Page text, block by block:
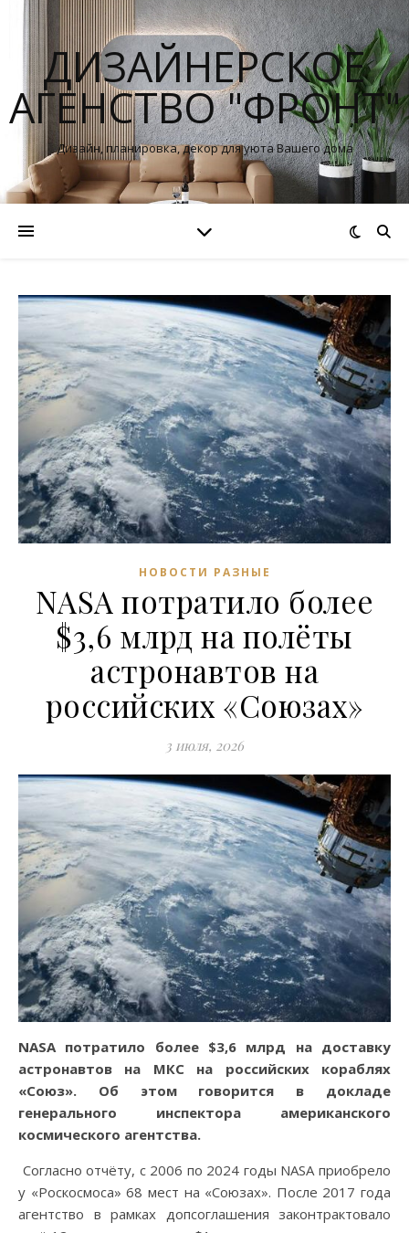
ДИЗАЙНЕРСКОЕ
АГЕНСТВО "ФРОНТ"
Дизайн, планировка, декор для уюта Вашего дома
НОВОСТИ РАЗНЫЕ
NASA потратило более
$3,6 млрд на полёты
астронавтов на
российских «Союзах»
3 июля, 2026
NASA потратило более $3,6 млрд на доставку
астронавтов на МКС на российских кораблях
«Союз». Об этом говорится в докладе
генерального инспектора американского
космического агентства.
Согласно отчёту, с 2006 по 2024 годы NASA приобрело
у «Роскосмоса» 68 мест на «Союзах». После 2017 года
агентство в рамках допсоглашения законтрактовало